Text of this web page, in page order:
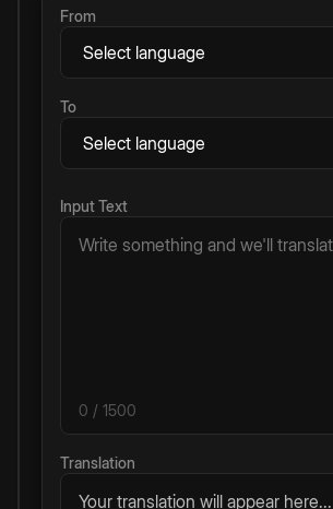
From
To
Input Text
0 / 1500
Translation
Your translation will appear here...